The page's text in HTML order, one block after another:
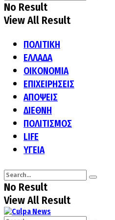
No Result
View All Result
ΠΟΛΙΤΙΚΗ
ΕΛΛΑΔΑ
ΟΙΚΟΝΟΜΙΑ
ΕΠΙΧΕΙΡΗΣΕΙΣ
ΑΠΟΨΕΙΣ
ΔΙΕΘΝΗ
ΠΟΛΙΤΙΣΜΟΣ
LIFE
ΥΓΕΙΑ
No Result
View All Result